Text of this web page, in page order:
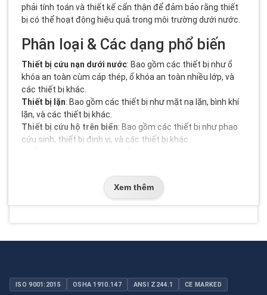
phải tính toán và thiết kế cẩn thận để đảm bảo rằng thiết
bị có thể hoạt động hiệu quả trong môi trường dưới nước.
Phân loại & Các dạng phổ biến
Thiết bị cứu nạn dưới nước: Bao gồm các thiết bị nhưổ
khóa an toàn cùm cáp thép, ổ khóa an toàn nhiều lớp, và
các thiết bị khác.
Thiết bị lặn: Bao gồm các thiết bị như mặt nạ lặn, bình khí
lặn, và các thiết bị khác.
Thiết bị cứu hộ trên biển: Bao gồm các thiết bị như phao
cứu sinh, thiết bị định vị, và các thiết bị khác.
Phạm vi
ứng
dụng
dưới nước
trên biểnthiết bị
người dùng
thiết bị
Xem thêm
ISO 9001:2015 OSHA 1910.147 ANSI Z244.1 CE MARKED